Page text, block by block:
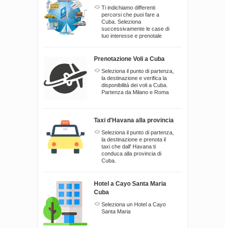
Ti indichiamo differenti
percorsi che puoi fare a
Cuba. Seleziona
successivamente le case di
tuo interesse e prenotale
Prenotazione Voli a Cuba
Seleziona il punto di partenza,
la destinazione e verifica la
disponibilitá dei voli a Cuba.
Partenza da Milano e Roma
Taxi d'Havana alla provincia
Seleziona il punto di partenza,
la destinazione e prenota il
taxi che dall' Havana ti
conduca alla provincia di
Cuba.
Hotel a Cayo Santa Maria
Cuba
Seleziona un Hotel a Cayo
Santa Maria